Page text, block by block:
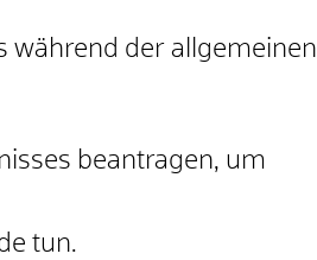
während der allgemeinen
beantragen, um
tun.